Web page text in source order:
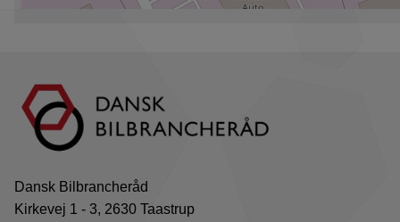
Dansk Bilbrancheråd
Kirkevej 1 - 3, 2630 Taastrup